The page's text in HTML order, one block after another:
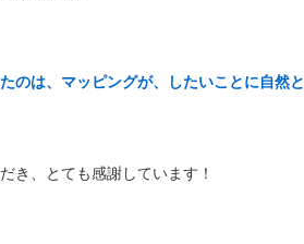
のは、 マッピングが、したいことに自然と
き、とても感謝しています！